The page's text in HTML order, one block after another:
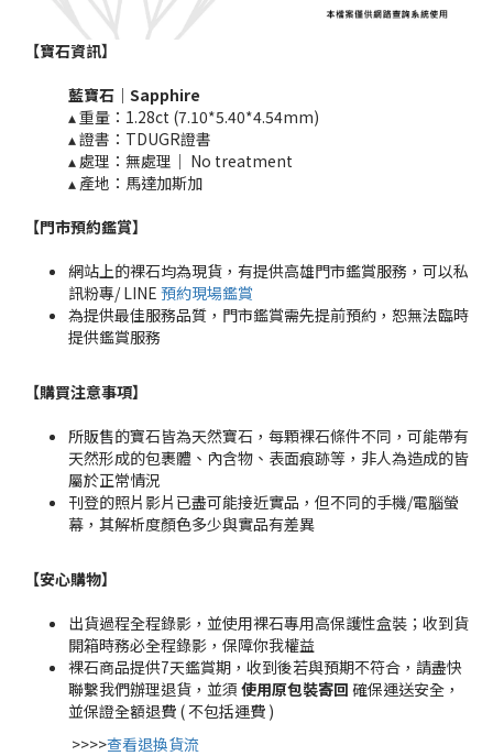
【寶石資訊】
藍寶石｜ Sapphire
▴ 重量：1.28ct (7.10*5.40*4.54mm)
▴ 證書：TDUGR證書
▴ 處理：無處理｜ No treatment​​
▴ 產地：馬達加斯加
【門市預約鑑賞】
網站上的裸石均為現貨，有提供高雄門市鑑賞服務，可以私
訊粉專/ LINE 預約現場鑑賞
為提供最佳服務品質，門市鑑賞需先提前預約，恕無法臨時
提供鑑賞服務
【購買注意事項】
所販售的寶石皆為天然寶石，每顆裸石條件不同，可能帶有
天然形成的包裹體、內含物、表面痕跡等，非人為造成的皆
屬於正常情況
刊登的照片影片已盡可能接近實品，但不同的手機/電腦螢
幕，其解析度顏色多少與實品有差異
【安心購物】
出貨過程全程錄影，並使用裸石專用高保護性盒裝；收到貨
開箱時務必全程錄影，保障你我權益
裸石商品提供7天鑑賞期，收到後若與預期不符合，請盡快
聯繫我們辦理退貨，並須 使用原包裝寄回 確保運送安全，
並保證全額退費 ( 不包括運費 )
>>>>查看退換貨流